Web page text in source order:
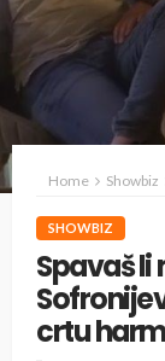
Home Showbiz
SHOWBIZ
Spavaš
crtu